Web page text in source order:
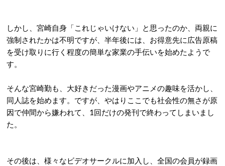
しかし、宮崎自身「これじゃいけない」と思ったのか、両親に
強制されたかは不明ですが、半年後には、お得意先に広告原稿
を受け取りに行く程度の簡単な家業の手伝いを始めたようで
す。
そんな宮崎勤も、大好きだった漫画やアニメの趣味を活かし、
同人誌を始めます。ですが、やはりここでも社会性の無さが原
因で仲間から嫌われて、1回だけの発刊で終わってしまいまし
た。
その後は、様々なビデオサークルに加入し、全国の会員が録画